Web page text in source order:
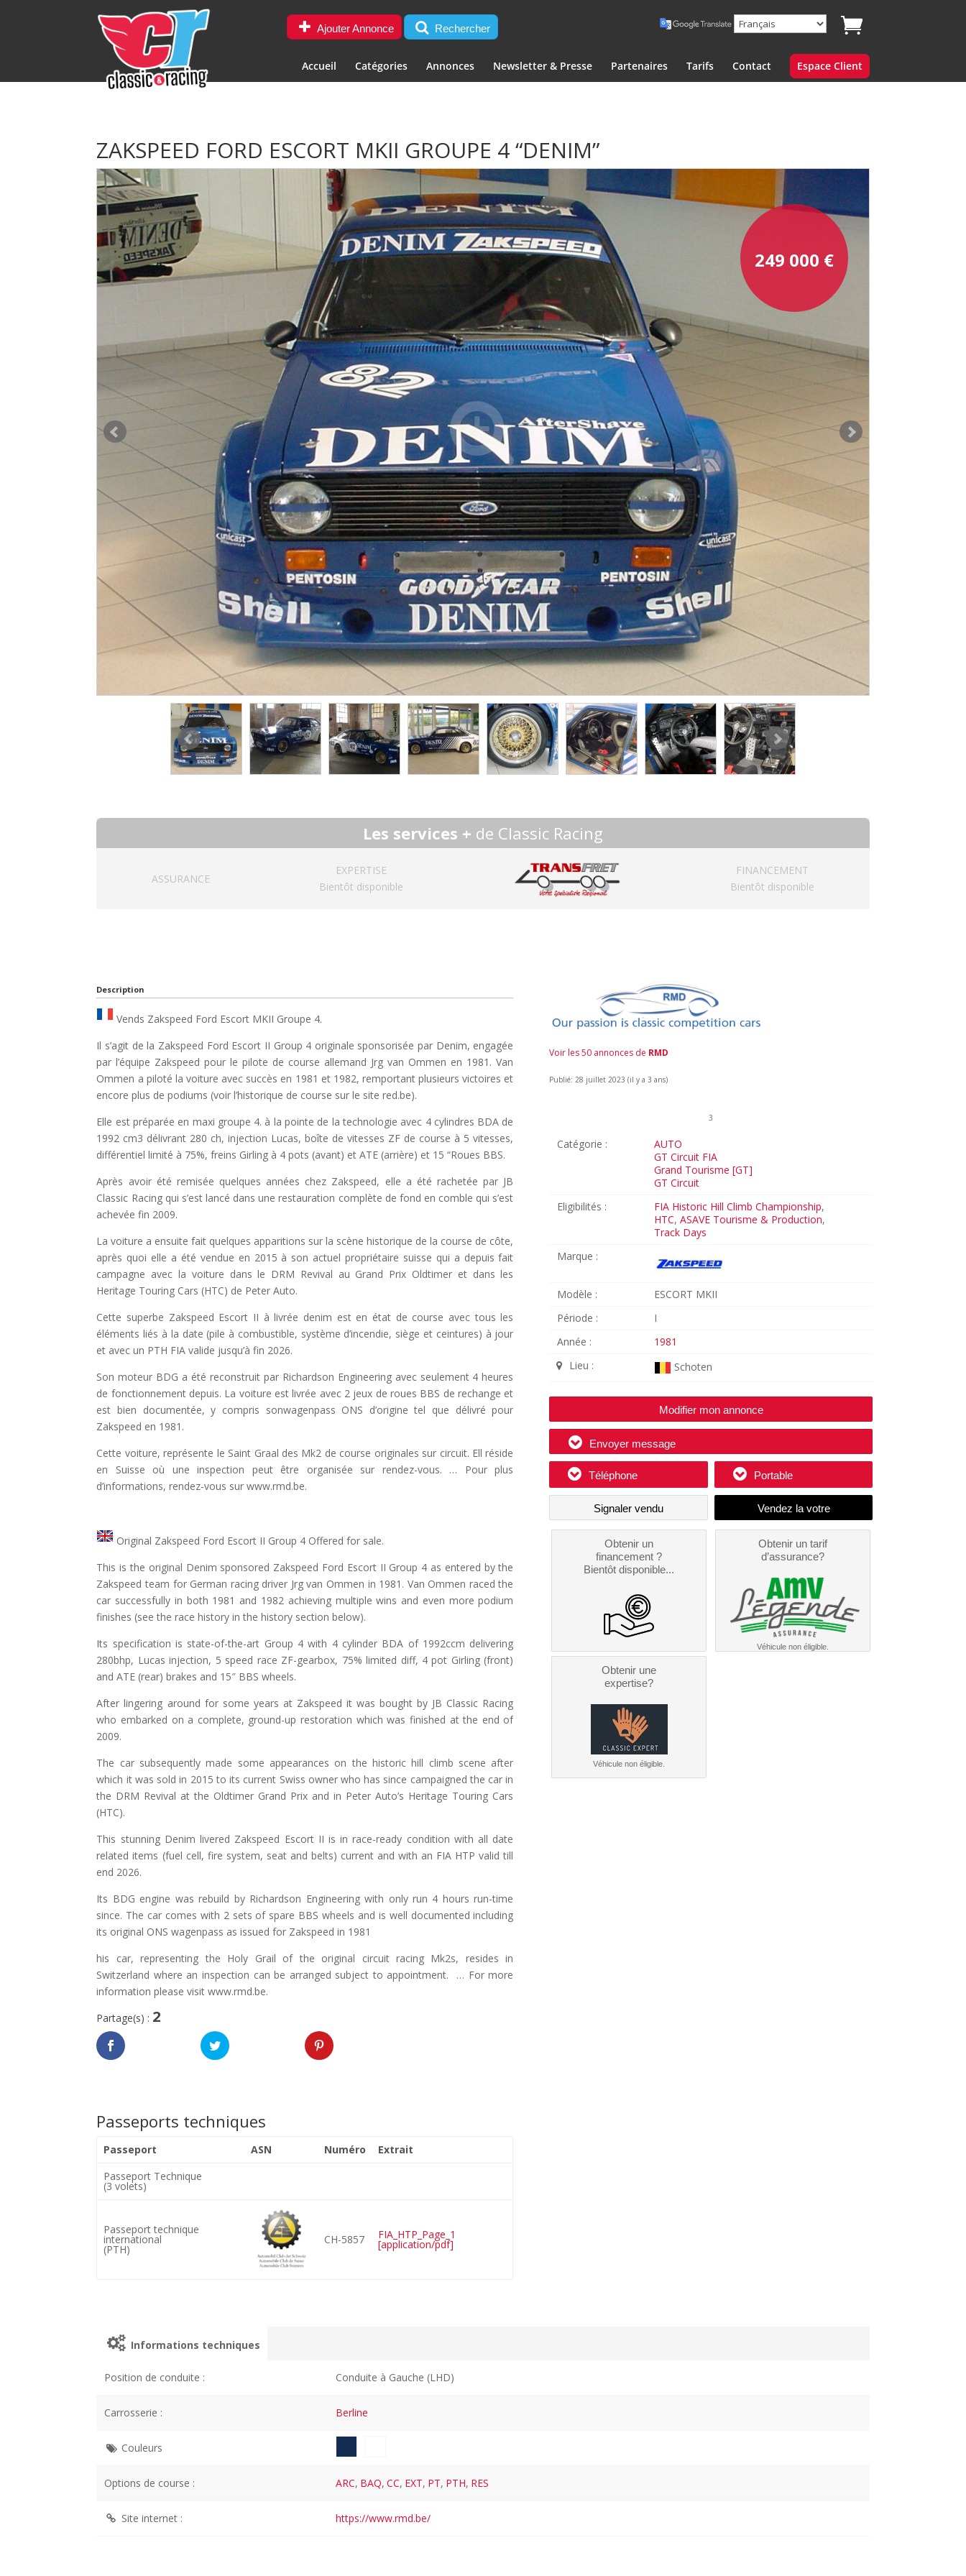
Ajouter Annonce Rechercher
Accueil Catégories Annonces Newsletter & Presse Partenaires Tarifs Contact Espace Client
ZAKSPEED FORD ESCORT MKII GROUPE 4 “DENIM”
249 000 €
Les services + de Classic Racing
ASSURANCE
EXPERTISE
Bientôt disponible
FINANCEMENT
Bientôt disponible
Description
Vends Zakspeed Ford Escort MKII Groupe 4.
Il s’agit de la Zakspeed Ford Escort II Group 4 originale sponsorisée par Denim, engagée
par l’équipe Zakspeed pour le pilote de course allemand Jrg van Ommen en 1981. Van
Ommen a piloté la voiture avec succès en 1981 et 1982, remportant plusieurs victoires et
encore plus de podiums (voir l’historique de course sur le site red.be).
Elle est préparée en maxi groupe 4. à la pointe de la technologie avec 4 cylindres BDA de
1992 cm3 délivrant 280 ch, injection Lucas, boîte de vitesses ZF de course à 5 vitesses,
différentiel limité à 75%, freins Girling à 4 pots (avant) et ATE (arrière) et 15 “Roues BBS.
Après avoir été remisée quelques années chez Zakspeed, elle a été rachetée par JB
Classic Racing qui s’est lancé dans une restauration complète de fond en comble qui s’est
achevée fin 2009.
La voiture a ensuite fait quelques apparitions sur la scène historique de la course de côte,
après quoi elle a été vendue en 2015 à son actuel propriétaire suisse qui a depuis fait
campagne avec la voiture dans le DRM Revival au Grand Prix Oldtimer et dans les
Heritage Touring Cars (HTC) de Peter Auto.
Cette superbe Zakspeed Escort II à livrée denim est en état de course avec tous les
éléments liés à la date (pile à combustible, système d’incendie, siège et ceintures) à jour
et avec un PTH FIA valide jusqu’à fin 2026.
Son moteur BDG a été reconstruit par Richardson Engineering avec seulement 4 heures
de fonctionnement depuis. La voiture est livrée avec 2 jeux de roues BBS de rechange et
est bien documentée, y compris sonwagenpass ONS d’origine tel que délivré pour
Zakspeed en 1981.
Cette voiture, représente le Saint Graal des Mk2 de course originales sur circuit. Ell réside
en Suisse où une inspection peut être organisée sur rendez-vous. … Pour plus
d’informations, rendez-vous sur www.rmd.be.
Original Zakspeed Ford Escort II Group 4 Offered for sale.
This is the original Denim sponsored Zakspeed Ford Escort II Group 4 as entered by the
Zakspeed team for German racing driver Jrg van Ommen in 1981. Van Ommen raced the
car successfully in both 1981 and 1982 achieving multiple wins and even more podium
finishes (see the race history in the history section below).
Its specification is state-of-the-art Group 4 with 4 cylinder BDA of 1992ccm delivering
280bhp, Lucas injection, 5 speed race ZF-gearbox, 75% limited diff, 4 pot Girling (front)
and ATE (rear) brakes and 15″ BBS wheels.
After lingering around for some years at Zakspeed it was bought by JB Classic Racing
who embarked on a complete, ground-up restoration which was finished at the end of
2009.
The car subsequently made some appearances on the historic hill climb scene after
which it was sold in 2015 to its current Swiss owner who has since campaigned the car in
the DRM Revival at the Oldtimer Grand Prix and in Peter Auto’s Heritage Touring Cars
(HTC).
This stunning Denim livered Zakspeed Escort II is in race-ready condition with all date
related items (fuel cell, fire system, seat and belts) current and with an FIA HTP valid till
end 2026.
Its BDG engine was rebuild by Richardson Engineering with only run 4 hours run-time
since. The car comes with 2 sets of spare BBS wheels and is well documented including
its original ONS wagenpass as issued for Zakspeed in 1981
his car, representing the Holy Grail of the original circuit racing Mk2s, resides in
Switzerland where an inspection can be arranged subject to appointment. … For more
information please visit www.rmd.be.
Partage(s) : 2
Passeports techniques
Passeport ASN Numéro
Extrait
Passeport Technique
(3 volets)
Passeport technique
international
(PTH)
CH-5857 FIA_HTP_Page_1
[application/pdf]
Voir les 50 annonces de RMD
Publié: 28 juillet 2023 (il y a 3 ans)
3
Catégorie :
AUTO
GT Circuit FIA
Grand Tourisme [GT]
GT Circuit
Eligibilités :
FIA Historic Hill Climb Championship,
HTC, ASAVE Tourisme & Production,
Track Days
Marque :
Modèle :
ESCORT MKII
Période :
I
Année :
1981
Lieu :
Schoten
Modifier mon annonce
Envoyer message
Téléphone Portable
Signaler vendu
Obtenir un
financement ?
Bientôt disponible...
Obtenir un tarif
d’assurance?
Véhicule non éligible.
Obtenir une
expertise?
Véhicule non éligible.
Informations techniques
Position de conduite : Conduite à Gauche (LHD)
Carrosserie : Berline
Couleurs
Options de course : ARC, BAQ, CC, EXT, PT, PTH, RES
Site internet : https://www.rmd.be/